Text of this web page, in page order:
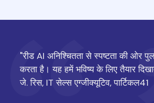
"रीड AI अनिश्चितता से स्पष्टता की ओर
करता है। यह हमें भविष्य के लिए तैयार
जे. रिस, IT सेल्स एग्जीक्यूटिव, पार्टिकल41